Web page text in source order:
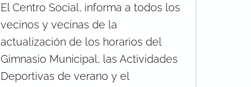
El Centro Social, informa a todos los
vecinos y vecinas de la
actualización de los horarios del
Gimnasio Municipal, las Actividades
Deportivas de verano y el